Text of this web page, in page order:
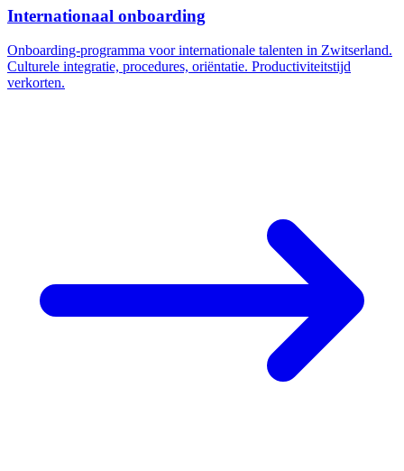
Internationaal onboarding
Onboarding-programma voor internationale talenten in Zwitserland.
Culturele integratie, procedures, oriëntatie. Productiviteitstijd
verkorten.